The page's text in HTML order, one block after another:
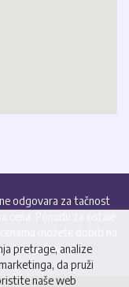
odgovara za tačnost
možete dobiti na
- bezgotovinski.
pretrage, analize
da pruži
naše web